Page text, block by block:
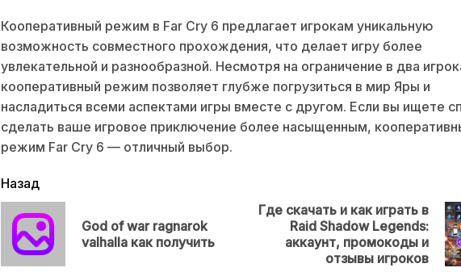
Кооперативный режим в Far Cry 6 предлагает игрокам уникальную
возможность совместного прохождения, что делает игру более
увлекательной и разнообразной. Несмотря на ограничение в два
кооперативный режим позволяет глубже погрузиться в мир Яры и
насладиться всеми аспектами игры вместе с другом. Если вы ищете
сделать ваше игровое приключение более насыщенным,
режим Far Cry 6 — отличный выбор.
читать
еще
Назад
Предыдущая
новость
God of war ragnarok
valhalla как получить
Где скачать и как играть в
Raid Shadow Legends:
аккаунт, промокоды и
отзывы игроков